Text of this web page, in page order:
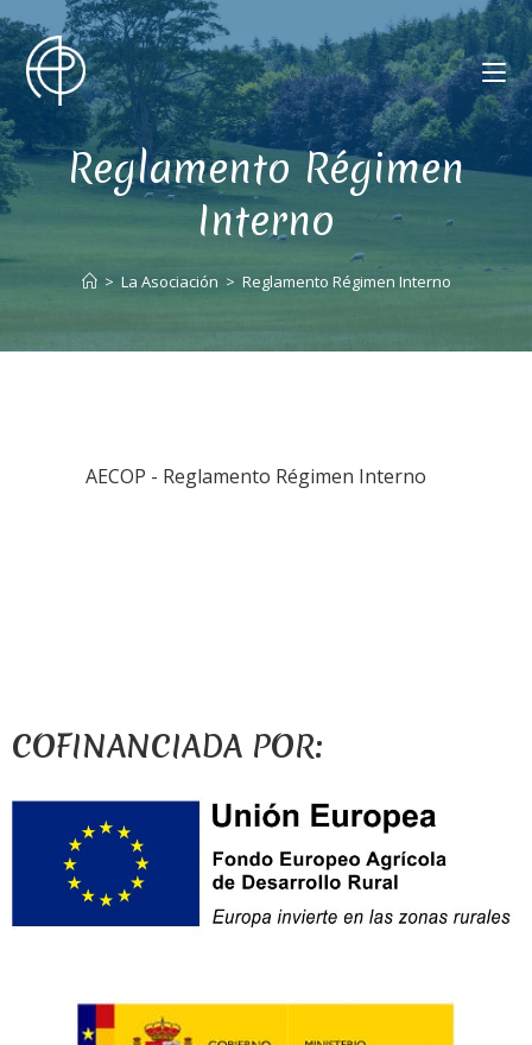
Reglamento Régimen
Interno
> La Asociación > Reglamento Régimen Interno
AECOP - Reglamento Régimen Interno
COFINANCIADA POR: